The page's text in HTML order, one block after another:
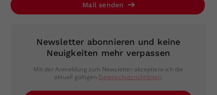
Mail senden
Newsletter abonnieren und keine
Neuigkeiten mehr verpassen
Mit der Anmeldung zum Newsletter akzeptiere ich die
aktuell gültigen Datenschutzrichtlinien.